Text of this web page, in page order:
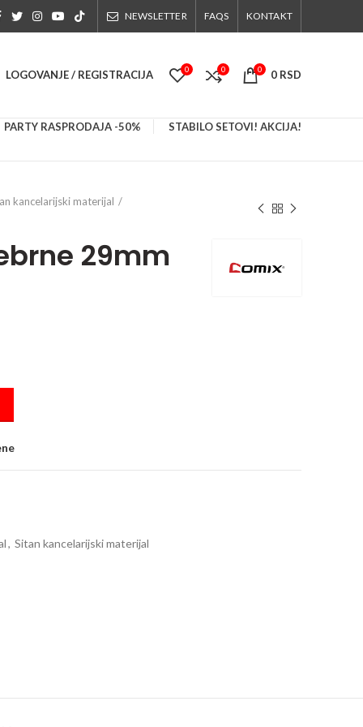
NEWSLETTER FAQS KONTAKT
LOGOVANJE / REGISTRACIJA 0 0 0 0 RSD
PARTY RASPRODAJA -50% STABILO SETOVI! AKCIJA!
kancelarijski materijal
29mm
, Sitan kancelarijski materijal